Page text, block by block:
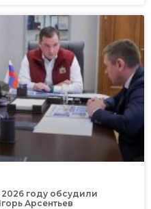
году обсудили
Арсентьев